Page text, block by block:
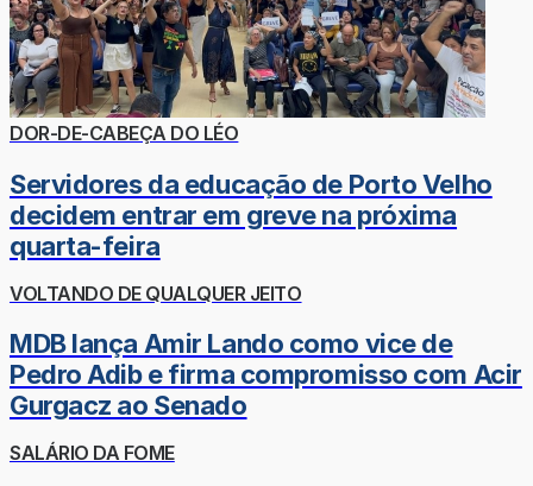
DOR-DE-CABEÇA DO LÉO
Servidores da educação de Porto Velho
decidem entrar em greve na próxima
quarta-feira
VOLTANDO DE QUALQUER JEITO
MDB lança Amir Lando como vice de
Pedro Adib e firma compromisso com Acir
Gurgacz ao Senado
SALÁRIO DA FOME